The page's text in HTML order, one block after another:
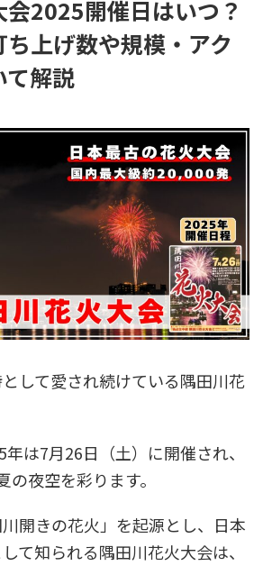
2025開催日はいつ？
上げ数や規模・アク
て解説
して愛され続けている隅田川花
は7月26日（土）に開催され、
夜空を彩ります。
開きの花火」を起源とし、日本
て知られる隅田川花火大会は、